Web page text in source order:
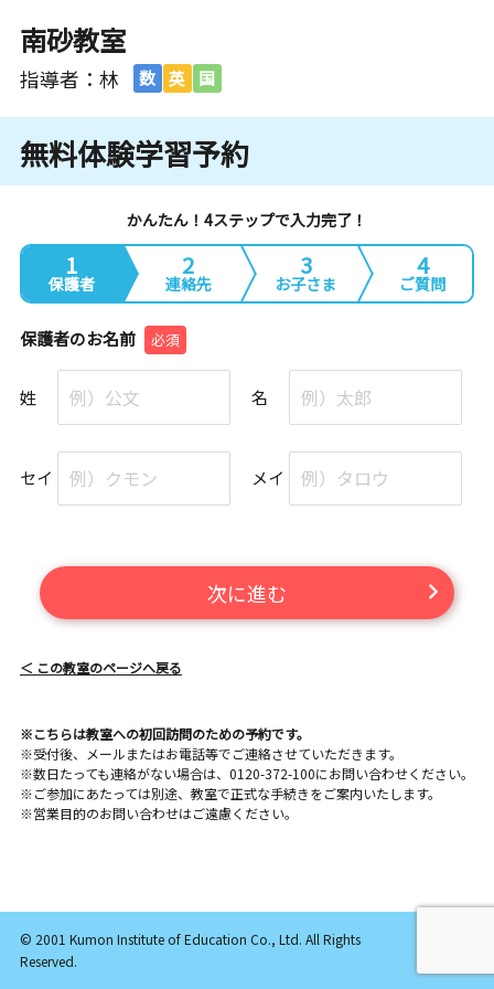
南砂教室
指導者：林 数 英 国
無料体験学習予約
かんたん！4ステップで入力完了！
1
保護者
2
連絡先
3
お子さま
4
ご質問
保護者のお名前 必須
姓 名
セイ メイ
次に進む
＜ この教室のページへ戻る
※こちらは教室への初回訪問のための予約です。
※受付後、メールまたはお電話等でご連絡させていただきます。
※数日たっても連絡がない場合は、0120-372-100にお問い合わせください。
※ご参加にあたっては別途、教室で正式な手続きをご案内いたします。
※営業目的のお問い合わせはご遠慮ください。
© 2001 Kumon Institute of Education Co., Ltd. All Rights
Reserved.